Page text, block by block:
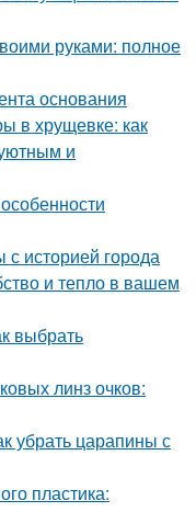
руками: полное
основания
в хрущевке: как
и
историей города
и тепло в вашем
выбрать
линз очков:
убрать царапины с
пластика: